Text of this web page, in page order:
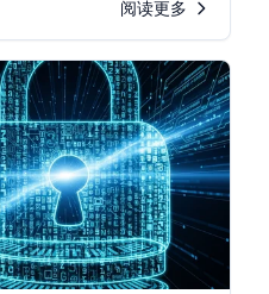
阅读更多